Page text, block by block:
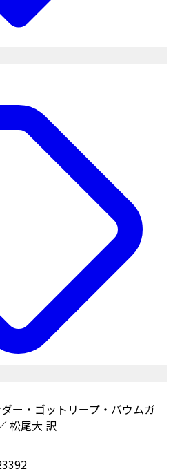
ー・ゴットリープ・バウムガ
松尾大 訳